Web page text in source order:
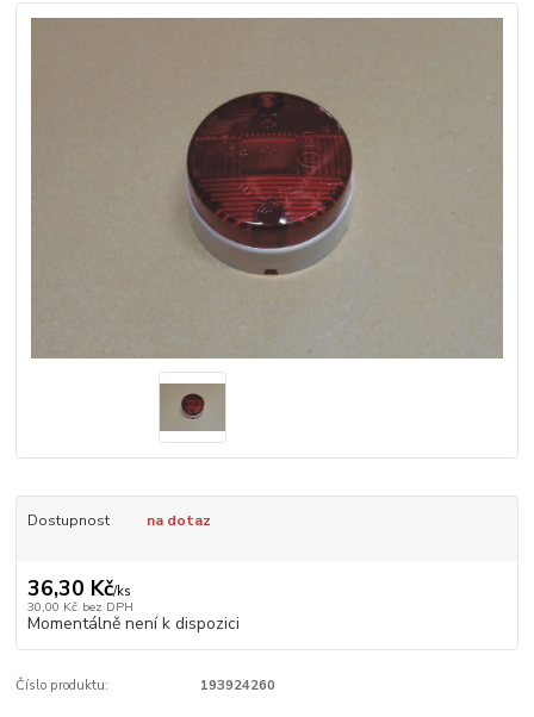
Dostupnost na dotaz
36,30 Kč/ks
30,00 Kč bez DPH
Momentálně není k dispozici
Číslo produktu: 193924260